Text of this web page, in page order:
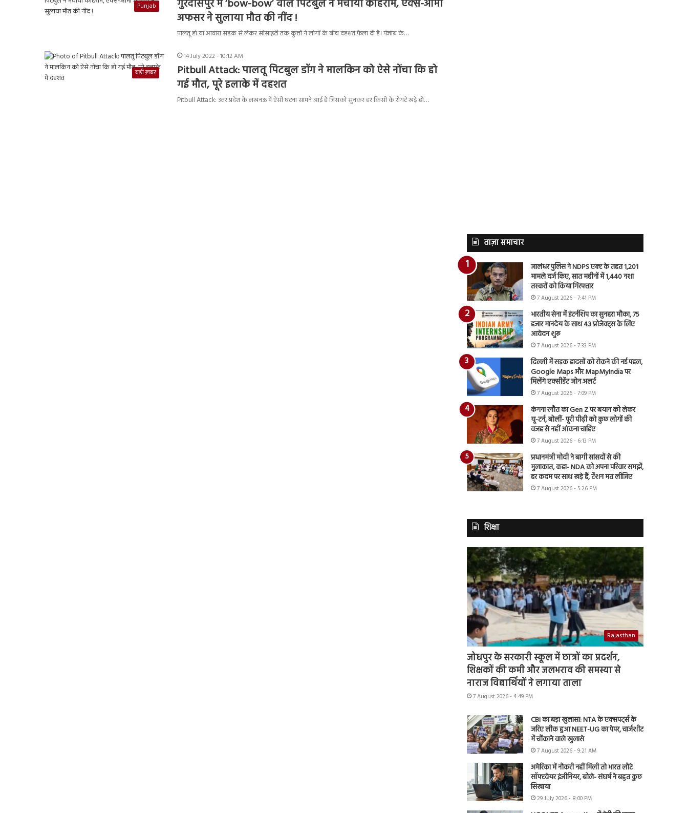
Punjab
गुरदासपुर में ‘bow-bow’ वाले पिटबुल ने मचाया कोहराम, एक्स-आर्मी
अफसर ने सुलाया मौत की नींद !
पालतू हो या आवारा सड़क से लेकर सोसाइटी तक कुत्तों ने लोगों के बीच दहशत फैला दी है। पंजाब के…
बड़ी ख़बर
14 July 2022 - 10:12 AM
Pitbull Attack: पालतू पिटबुल डॉग ने मालकिन को ऐसे नोंचा कि हो
गई मौत, पूरे इलाके में दहशत
Pitbull Attack: उत्तर प्रदेश के लखनऊ में ऐसी घटना सामने आई है जिसको सुनकर हर किसी के रोगंटे खड़े हो…
ताज़ा समाचार
जालंधर पुलिस ने NDPS एक्ट के तहत 1,201
मामले दर्ज किए, सात महीनों में 1,440 नशा
तस्करों को किया गिरफ्तार
7 August 2026 - 7:41 PM
भारतीय सेना में इंटर्नशिप का सुनहरा मौका, 75
हजार मानदेय के साथ 43 प्रोजेक्ट्स के लिए
आवेदन शुरू
7 August 2026 - 7:33 PM
दिल्ली में सड़क हादसों को रोकने की नई पहल,
Google Maps और MapMyIndia पर
मिलेंगे एक्सीडेंट जोन अलर्ट
7 August 2026 - 7:09 PM
कंगना रनौत का Gen Z पर बयान को लेकर
यू-टर्न, बोलीं- पूरी पीढ़ी को कुछ लोगों की
वजह से नहीं आंकना चाहिए
7 August 2026 - 6:13 PM
प्रधानमंत्री मोदी ने बागी सांसदों से की
मुलाकात, कहा- NDA को अपना परिवार समझें,
हर कदम पर साथ खड़े हैं, टेंशन मत लीजिए
7 August 2026 - 5:26 PM
शिक्षा
Rajasthan
जोधपुर के सरकारी स्कूल में छात्रों का प्रदर्शन,
शिक्षकों की कमी और जलभराव की समस्या से
नाराज विद्यार्थियों ने लगाया ताला
7 August 2026 - 4:49 PM
CBI का बड़ा खुलासा: NTA के एक्सपर्ट्स के
जरिए लीक हुआ NEET-UG का पेपर, चार्जशीट
में चौंकाने वाले खुलासे
7 August 2026 - 9:21 AM
अमेरिका में नौकरी नहीं मिली तो भारत लौटे
सॉफ्टवेयर इंजीनियर, बोले- संघर्ष ने बहुत कुछ
सिखाया
29 July 2026 - 8:00 PM